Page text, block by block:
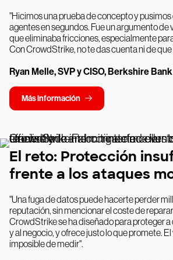
"Hicimos una prueba de concepto y
agentes en segundos. Fue un argumento de
que eliminaba fricciones, especialmente
Con CrowdStrike, no te das cuenta ni de que
Ryan Melle, SVP y CISO, Berkshire Bank
Más información
El reto: Protección
frente a los ataques
"Una fuga de datos puede hacerte perder
reputación, sin mencionar el coste de
CrowdStrike se ha diseñado para proteger
y al negocio, y ofrece justo lo que promete.
imposible de medir".